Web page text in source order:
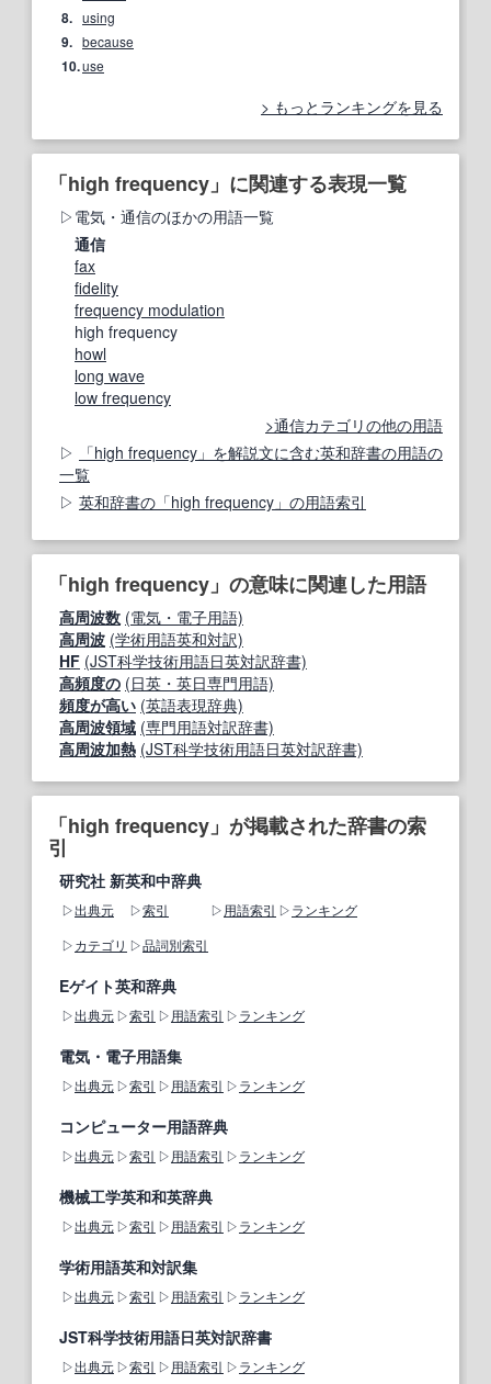
8. using
9. because
10.use
もっとランキングを見る
「high frequency」に関連する表現一覧
電気・通信のほかの用語一覧
通信
fax
fidelity
frequency modulation
high frequency
howl
long wave
low frequency
通信カテゴリの他の用語
「high frequency」を解説文に含む英和辞書の用語の
一覧
英和辞書の「high frequency」の用語索引
「high frequency」の意味に関連した用語
高周波数 (電気・電子用語)
高周波 (学術用語英和対訳)
HF (JST科学技術用語日英対訳辞書)
高頻度の (日英・英日専門用語)
頻度が高い (英語表現辞典)
高周波領域 (専門用語対訳辞書)
高周波加熱 (JST科学技術用語日英対訳辞書)
「high frequency」が掲載された辞書の索
引
研究社 新英和中辞典
出典元 索引 用語索引
ランキング
カテゴリ
品詞別索引
Eゲイト英和辞典
出典元 索引 用語索引 ランキング
電気・電子用語集
出典元 索引 用語索引 ランキング
コンピューター用語辞典
出典元 索引 用語索引 ランキング
機械工学英和和英辞典
出典元 索引 用語索引 ランキング
学術用語英和対訳集
出典元 索引 用語索引 ランキング
JST科学技術用語日英対訳辞書
出典元 索引 用語索引 ランキング